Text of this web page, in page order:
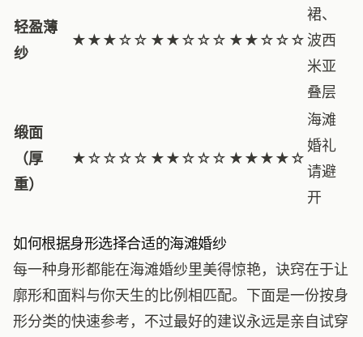
轻盈薄
纱
★★★☆☆ ★★☆☆☆ ★★☆☆☆
裙、
波西
米亚
叠层
缎面
（厚
重）
★☆☆☆☆ ★★☆☆☆ ★★★★☆
海滩
婚礼
请避
开
如何根据身形选择合适的海滩婚纱
每一种身形都能在海滩婚纱里美得惊艳，诀窍在于让
廓形和面料与你天生的比例相匹配。下面是一份按身
形分类的快速参考，不过最好的建议永远是亲自试穿